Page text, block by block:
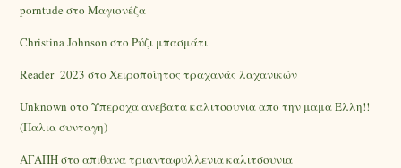
porntudeστοMαγιονέζα
Christina Johnson στοΡύζι μπασμάτι
Reader_2023 στοΧειροποίητος τραχανάς λαχανικών
Unknown στοΥπεροχα ανεβατα καλιτσουνια απο την μαμα Ελλη!!
(Παλια συνταγη)
ΑΓΑΠΗστοαπιθανα τριανταφυλλενια καλιτσουνια